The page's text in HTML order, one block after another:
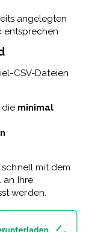
angelegten
entsprechen
CSV-Dateien
die minimal
mit dem
an Ihre
werden.